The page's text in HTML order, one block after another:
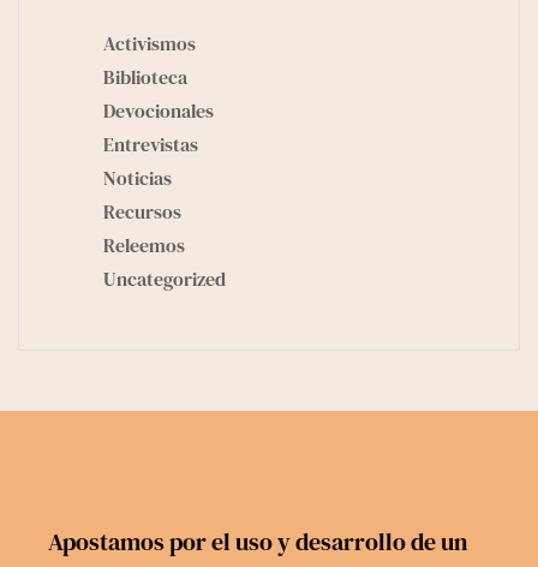
Activismos
Biblioteca
Devocionales
Entrevistas
Noticias
Recursos
Releemos
Uncategorized
Apostamos por el uso y desarrollo de un